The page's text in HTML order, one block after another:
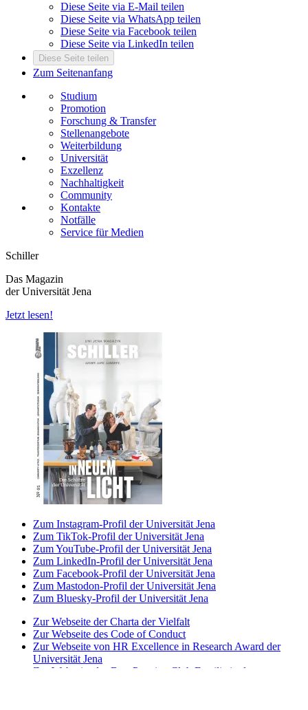
Diese Seite via E-Mail teilen
Diese Seite via WhatsApp teilen
Diese Seite via Facebook teilen
Diese Seite via LinkedIn teilen
Diese Seite teilen
Zum Seitenanfang
Studium
Promotion
Forschung & Transfer
Stellenangebote
Weiterbildung
Universität
Exzellenz
Nachhaltigkeit
Community
Kontakte
Notfälle
Service für Medien
Schiller
Das Magazin
der Universität Jena
Jetzt lesen!
Zum Instagram-Profil der Universität Jena
Zum TikTok-Profil der Universität Jena
Zum YouTube-Profil der Universität Jena
Zum LinkedIn-Profil der Universität Jena
Zum Facebook-Profil der Universität Jena
Zum Mastodon-Profil der Universität Jena
Zum Bluesky-Profil der Universität Jena
Zur Webseite der Charta der Vielfalt
Zur Webseite des Code of Conduct
Zur Webseite von HR Excellence in Research Award der
Universität Jena
Zur Webseite des Best Practice-Club Familie in der